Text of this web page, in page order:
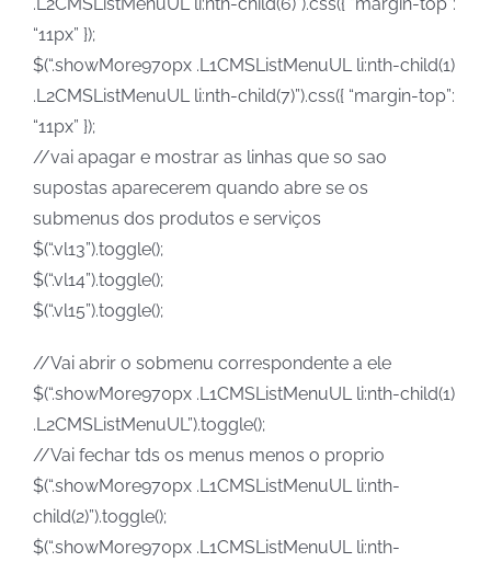
“11px” });
$(“.showMore970px .L1CMSListMenuUL li:nth-child(1)
.L2CMSListMenuUL li:nth-child(7)”).css({ “margin-top”:
“11px” });
//vai apagar e mostrar as linhas que so sao
supostas aparecerem quando abre se os
submenus dos produtos e serviços
$(“.vl13”).toggle();
$(“.vl14”).toggle();
$(“.vl15”).toggle();
//Vai abrir o sobmenu correspondente a ele
$(“.showMore970px .L1CMSListMenuUL li:nth-child(1)
.L2CMSListMenuUL”).toggle();
//Vai fechar tds os menus menos o proprio
$(“.showMore970px .L1CMSListMenuUL li:nth-
child(2)”).toggle();
$(“.showMore970px .L1CMSListMenuUL li:nth-